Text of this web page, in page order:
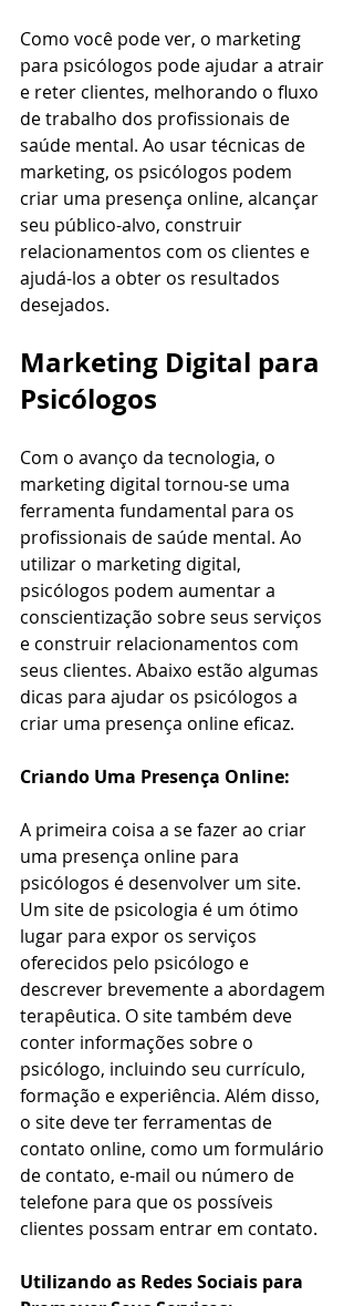
Como você pode ver, o marketing
para psicólogos pode ajudar a atrair
e reter clientes, melhorando o fluxo
de trabalho dos profissionais de
saúde mental. Ao usar técnicas de
marketing, os psicólogos podem
criar uma presença online, alcançar
seu público-alvo, construir
relacionamentos com os clientes e
ajudá-los a obter os resultados
desejados.
Marketing Digital para
Psicólogos
Com o avanço da tecnologia, o
marketing digital tornou-se uma
ferramenta fundamental para os
profissionais de saúde mental. Ao
utilizar o marketing digital,
psicólogos podem aumentar a
conscientização sobre seus serviços
e construir relacionamentos com
seus clientes. Abaixo estão algumas
dicas para ajudar os psicólogos a
criar uma presença online eficaz.
Criando Uma Presença Online:
A primeira coisa a se fazer ao criar
uma presença online para
psicólogos é desenvolver um site.
Um site de psicologia é um ótimo
lugar para expor os serviços
oferecidos pelo psicólogo e
descrever brevemente a abordagem
terapêutica. O site também deve
conter informações sobre o
psicólogo, incluindo seu currículo,
formação e experiência. Além disso,
o site deve ter ferramentas de
contato online, como um formulário
de contato, e-mail ou número de
telefone para que os possíveis
clientes possam entrar em contato.
Utilizando as Redes Sociais para